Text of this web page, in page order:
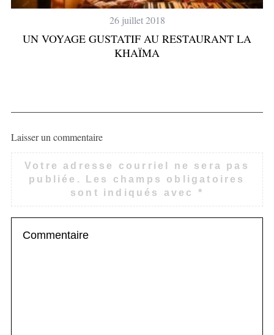
26 juillet 2018
UN VOYAGE GUSTATIF AU RESTAURANT LA
KHAÏMA
Laisser un commentaire
Votre adresse courriel ne sera pas
publiée.
Les champs obligatoires
sont indiqués avec *